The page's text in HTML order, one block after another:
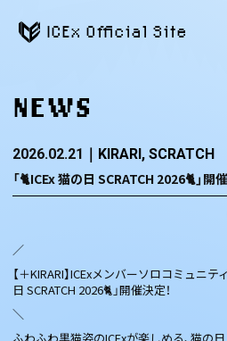
ICEx Official Site
NEWS
2026.02.21 KIRARI SCRATCH
「🐈ICEx 猫の日 SCRATCH 2026🐈」開
／
【＋KIRARI】ICExメンバーソロコミュニテ
日 SCRATCH 2026🐈」開催決定！
＼